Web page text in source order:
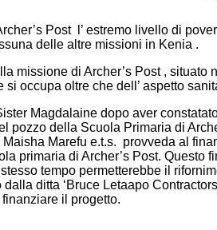
Post l’ estremo livello di
delle altre missioni in Kenia .
missione di Archer’s Post ,
si occupa oltre che dell’ aspetto
Magdalaine dopo aver
pozzo della Scuola Primaria di
Maisha Marefu e.t.s. provveda al
primaria di Archer’s Post.
tempo permetterebbe il
dalla ditta ‘Bruce Letaapo
il progetto.